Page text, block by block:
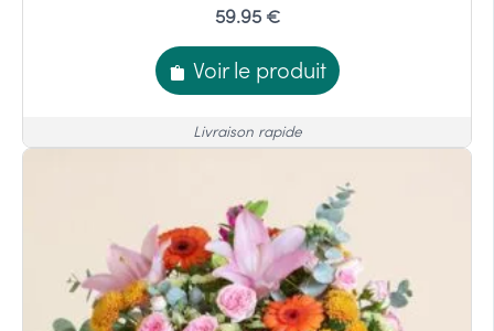
59.95 €
Voir le produit
Livraison rapide